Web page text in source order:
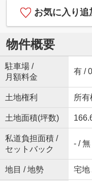
お気に入り追
物件概要
駐車場 /
月額料金
有 /
土地権利 所有
土地面積(坪数)
私道負担面積 /
セットバック
- / 無
地目 / 地勢 宅地